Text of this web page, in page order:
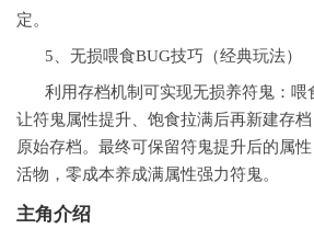
定。
5、无损喂食BUG技巧（经典玩法）
利用存档机制可实现无损养符鬼：喂
让符鬼属性提升、饱食拉满后再新建存
原始存档。最终可保留符鬼提升后的属
活物，零成本养成满属性强力符鬼。
主角介绍